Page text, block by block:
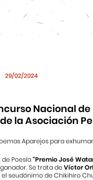
29/02/2024
Nacional de
la Asociación
Aparejos para
Poesía“Premio José
Se trata deVíctor
seudónimo de Chikihiro